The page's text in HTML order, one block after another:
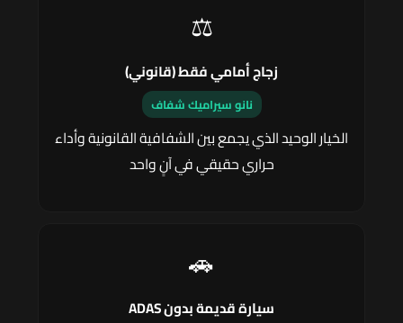
⚖️
زجاج أمامي فقط (قانوني)
نانو سيراميك شفاف
الخيار الوحيد الذي يجمع بين الشفافية القانونية وأداء
حراري حقيقي في آنٍ واحد
🚗
سيارة قديمة بدون ADAS